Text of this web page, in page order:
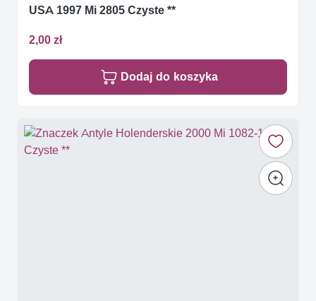
USA 1997 Mi 2805 Czyste **
2,00 zł
Dodaj do koszyka